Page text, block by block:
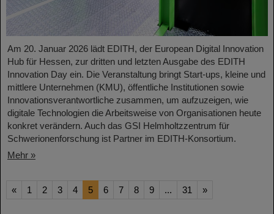
Am 20. Januar 2026 lädt EDITH, der European Digital Innovation
Hub für Hessen, zur dritten und letzten Ausgabe des EDITH
Innovation Day ein. Die Veranstaltung bringt Start-ups, kleine und
mittlere Unternehmen (KMU), öffentliche Institutionen sowie
Innovationsverantwortliche zusammen, um aufzuzeigen, wie
digitale Technologien die Arbeitsweise von Organisationen heute
konkret verändern. Auch das GSI Helmholtzzentrum für
Schwerionenforschung ist Partner im EDITH-Konsortium.
Mehr »
« 1 2 3 4 5 6 7 8 9 ... 31 »